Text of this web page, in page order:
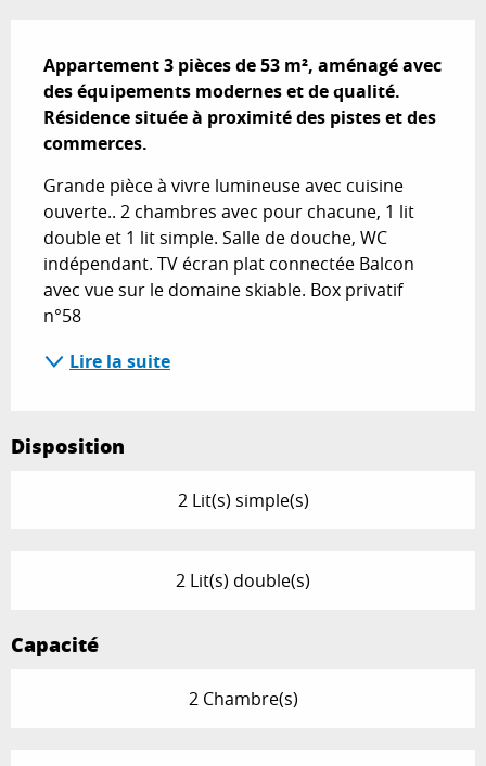
Appartement 3 pièces de 53 m², aménagé avec
des équipements modernes et de qualité.
Résidence située à proximité des pistes et des
commerces.
Grande pièce à vivre lumineuse avec cuisine
ouverte.. 2 chambres avec pour chacune, 1 lit
double et 1 lit simple. Salle de douche, WC
indépendant. TV écran plat connectée Balcon
avec vue sur le domaine skiable. Box privatif
n°58
Lire la suite
Disposition
2 Lit(s) simple(s)
2 Lit(s) double(s)
Capacité
2 Chambre(s)